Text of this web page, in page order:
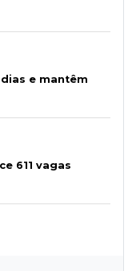
e mantêm
611 vagas